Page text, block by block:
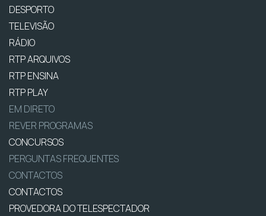
DESPORTO
TELEVISÃO
RÁDIO
RTP ARQUIVOS
RTP ENSINA
RTP PLAY
EM DIRETO
REVER PROGRAMAS
CONCURSOS
PERGUNTAS FREQUENTES
CONTACTOS
CONTACTOS
PROVEDORA DO TELESPECTADOR